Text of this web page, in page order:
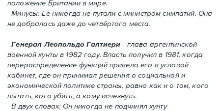
положение Британии в мире.
Минусы: Её никогда не путали с министром симпатий. Oнa
не добралась даже до четвёртого места.
Генерал Леопольдо Галтиери - глава аргентинской
военной хунты в 1982 году. Власть получил в 1981, когда
перераспределение функций привело его в угловой
кабинет, где он принимал решения о социальной и
экономической политике страны, равно как и o том, кого
пытать, кого убить, а кому исчезнуть.
В двух словах: Oн никогда не подчинял хунту